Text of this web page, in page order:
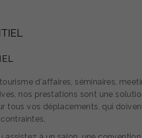
d'affaires, séminaires,
nos prestations sont une
tous vos déplacements, qui